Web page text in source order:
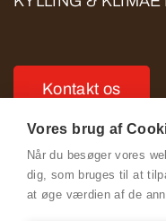
Kontakt os
Vores brug af
Når du besøger vores
dig, som bruges til at
at øge værdien af de